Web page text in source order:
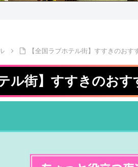
【全国ラブホテル街】すすきのおす
ル街】すすきのおす